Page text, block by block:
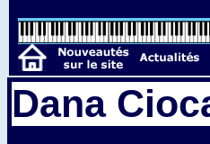
Dana